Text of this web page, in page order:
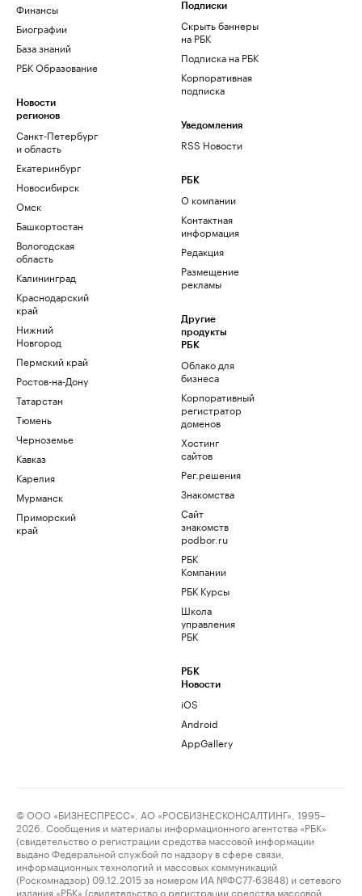
Финансы
Биографии
База знаний
РБК Образование
Новости
регионов
Санкт-Петербург
и область
Екатеринбург
Новосибирск
Омск
Башкортостан
Вологодская
область
Калининград
Краснодарский
край
Нижний
Новгород
Пермский край
Ростов-на-Дону
Татарстан
Тюмень
Черноземье
Кавказ
Карелия
Мурманск
Приморский
край
Подписки
Скрыть баннеры
на РБК
Подписка на РБК
Корпоративная
подписка
Уведомления
RSS Новости
РБК
О компании
Контактная
информация
Редакция
Размещение
рекламы
Другие
продукты
РБК
Облако для
бизнеса
Корпоративный
регистратор
доменов
Хостинг
сайтов
Рег.решения
Знакомства
Сайт
знакомств
podbor.ru
РБК
Компании
РБК Курсы
Школа
управления
РБК
РБК
Новости
iOS
Android
AppGallery
© ООО «БИЗНЕСПРЕСС», АО «РОСБИЗНЕСКОНСАЛТИНГ», 1995–
2026. Сообщения и материалы информационного агентства «РБК»
(свидетельство о регистрации средства массовой информации
выдано Федеральной службой по надзору в сфере связи,
информационных технологий и массовых коммуникаций
(Роскомнадзор) 09.12.2015 за номером ИА №ФС77-63848) и сетевого
издания «РБК» (свидетельство о регистрации средства массовой